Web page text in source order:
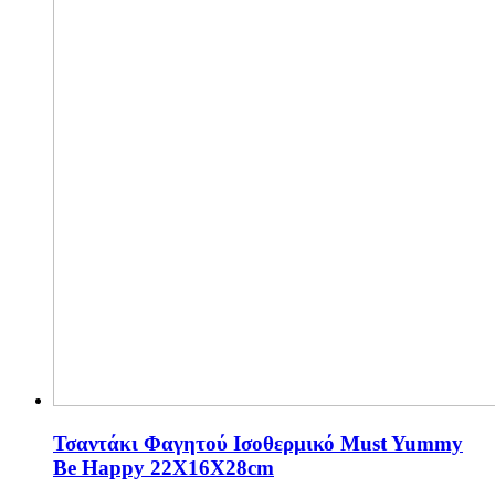
Τσαντάκι Φαγητού Ισοθερμικό Must Yummy
Be Happy 22X16X28cm